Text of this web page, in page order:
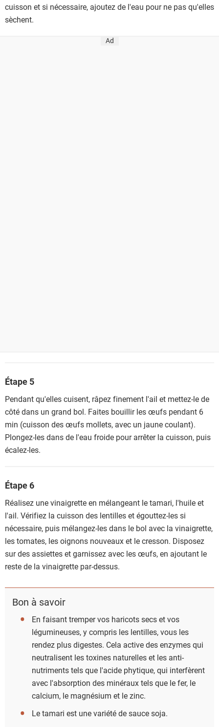
cuisson et si nécessaire, ajoutez de l'eau pour ne pas qu'elles
sèchent.
Ad
Étape 5
Pendant qu'elles cuisent, râpez finement l'ail et mettez-le de
côté dans un grand bol. Faites bouillir les œufs pendant 6
min (cuisson des œufs mollets, avec un jaune coulant).
Plongez-les dans de l'eau froide pour arrêter la cuisson, puis
écalez-les.
Étape 6
Réalisez une vinaigrette en mélangeant le tamari, l'huile et
l'ail. Vérifiez la cuisson des lentilles et égouttez-les si
nécessaire, puis mélangez-les dans le bol avec la vinaigrette,
les tomates, les oignons nouveaux et le cresson. Disposez
sur des assiettes et garnissez avec les œufs, en ajoutant le
reste de la vinaigrette par-dessus.
Bon à savoir
En faisant tremper vos haricots secs et vos
légumineuses, y compris les lentilles, vous les
rendez plus digestes. Cela active des enzymes qui
neutralisent les toxines naturelles et les anti-
nutriments tels que l'acide phytique, qui interfèrent
avec l'absorption des minéraux tels que le fer, le
calcium, le magnésium et le zinc.
Le tamari est une variété de sauce soja.